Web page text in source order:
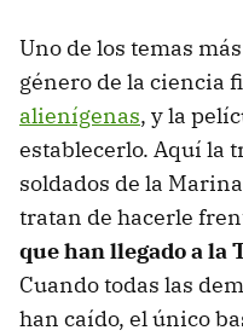
Uno de los temas
género de la ciencia
alienígenas, y la
establecerlo. Aquí la
soldados de la
tratan de hacerle
que han llegado a
Cuando todas las
han caído, el único